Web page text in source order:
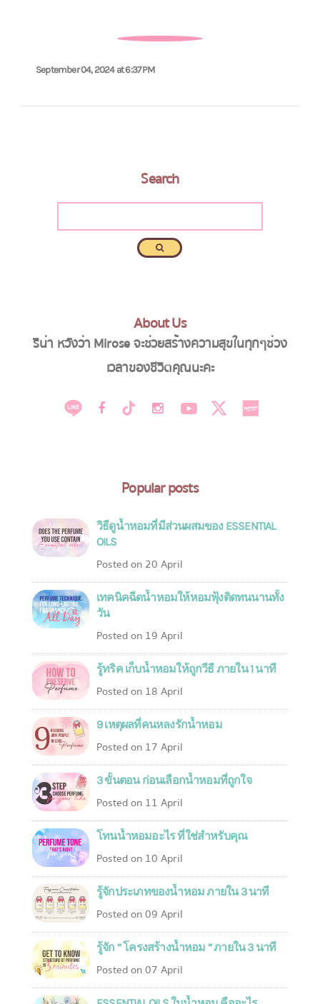
September 04, 2024 at 6:37 PM
Search
About Us
ริน่า หวังว่า Mirose จะช่วยสร้างความสุขในทุกๆช่วง
เวลาของชีวิตคุณนะคะ
Popular posts
วิธีดูน้ำหอมที่มีส่วนผสมของ ESSENTIAL
OILS
Posted on 20 April
เทคนิคฉีดน้ำหอมให้หอมฟุ้งติดทนนานทั้ง
วัน
Posted on 19 April
รู้ทริค เก็บน้ำหอมให้ถูกวีธี ภายใน 1 นาที
Posted on 18 April
9 เหตุผลที่คนหลงรักน้ำหอม
Posted on 17 April
3 ขั้นตอน ก่อนเลือกน้ำหอมที่ถูกใจ
Posted on 11 April
โทนน้ำหอมอะไร ที่ใช่สำหรับคุณ
Posted on 10 April
รู้จักประเภทของน้ำหอม ภายใน 3 นาที
Posted on 09 April
รู้จัก “ โครงสร้างน้ำหอม ” ภายใน 3 นาที
Posted on 07 April